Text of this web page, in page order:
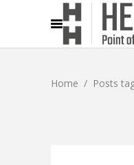
Home / Posts